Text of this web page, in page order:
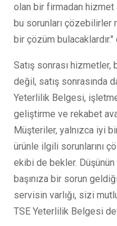
olan bir firmadan hizmet
bu sorunları çözebilirler
bir çözüm bulacaklardır."
Satış sonrası hizmetler,
değil, satış sonrasında
Yeterlilik Belgesi,
geliştirme ve rekabet
Müşteriler, yalnızca iyi
ürünle ilgili sorunlarını
ekibi de bekler.
başınıza bir sorun
servisin varlığı, sizi
TSE Yeterlilik Belgesi